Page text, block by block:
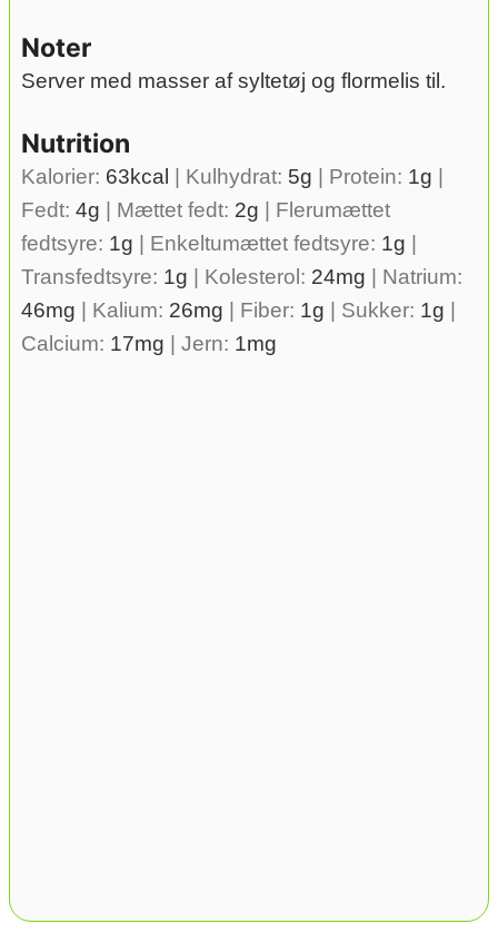
Noter
Server med masser af syltetøj og flormelis til.
Nutrition
Kalorier: 63kcal Kulhydrat: 5g Protein: 1g
Fedt: 4g Mættet fedt: 2g
Flerumættet
fedtsyre: 1g Enkeltumættet fedtsyre: 1g
Transfedtsyre: 1g Kolesterol: 24mg
Natrium:
46mg Kalium: 26mg Fiber: 1g Sukker: 1g
Calcium: 17mg Jern: 1mg